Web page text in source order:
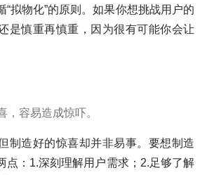
“拟物化”的原则。如果你想挑战用户的
是慎重再慎重，因为很有可能你会让
，容易造成惊吓。
制造好的惊喜却并非易事。要想制造
点：1.深刻理解用户需求；2.足够了解